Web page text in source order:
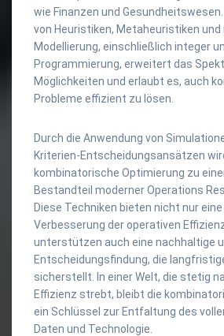
wie Finanzen und
von Heuristiken, Metaheuristiken
Modellierung, einschließlich integer
Programmierung, erweitert das
Möglichkeiten und erlaubt es, auch
Probleme effizient zu lösen.
Durch die Anwendung von
Kriterien-Entscheidungsansätzen
kombinatorische Optimierung zu
Bestandteil moderner Operations
Diese Techniken bieten nicht nur
Verbesserung der operativen
unterstützen auch eine nachhaltige
Entscheidungsfindung, die
sicherstellt. In einer Welt, die stetig
Effizienz strebt, bleibt die
ein Schlüssel zur Entfaltung des
Daten und Technologie.